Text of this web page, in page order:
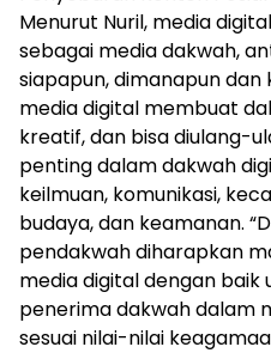
Menurut Nuril, media
sebagai media dakwah,
siapapun, dimanapun dan
media digital membuat
kreatif, dan bisa diulang-
penting dalam dakwah
keilmuan, komunikasi,
budaya, dan keamanan.
pendakwah diharapkan
media digital dengan baik
penerima dakwah dalam
sesuai nilai-nilai